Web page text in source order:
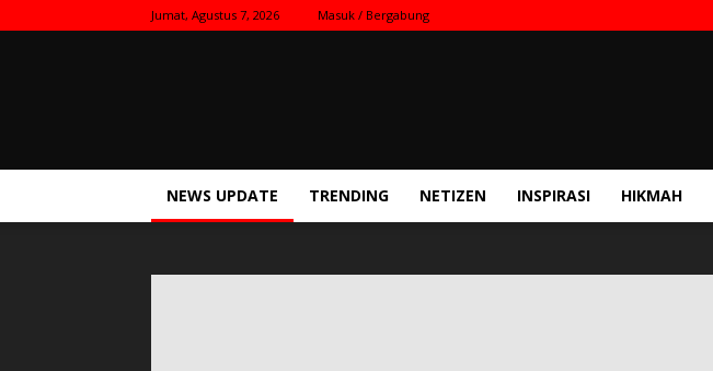
Jumat, Agustus 7, 2026 Masuk / Bergabung
NEWS UPDATE TRENDING NETIZEN INSPIRASI HIKMAH